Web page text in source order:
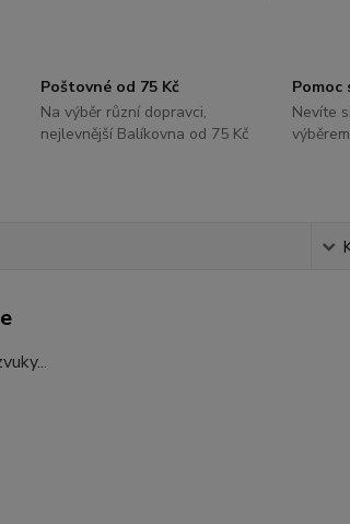
Poštovné od 75 Kč
Na výběr různí dopravci,
nejlevnější Balíkovna od 75 Kč
Pomoc
Nevíte